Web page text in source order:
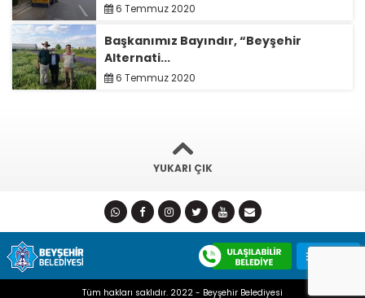
6 Temmuz 2020
Başkanımız Bayındır, “Beyşehir
Alternati...
6 Temmuz 2020
YUKARI ÇIK
Tüm hakları saklıdır. 2022 - Beyşehir Belediyesi